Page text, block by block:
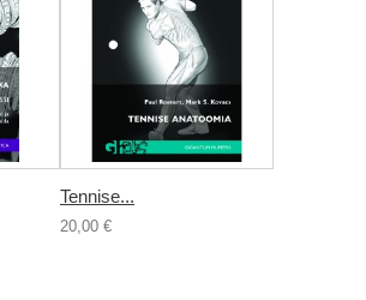
Tennise...
20,00 €